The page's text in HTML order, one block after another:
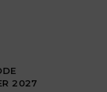
2027